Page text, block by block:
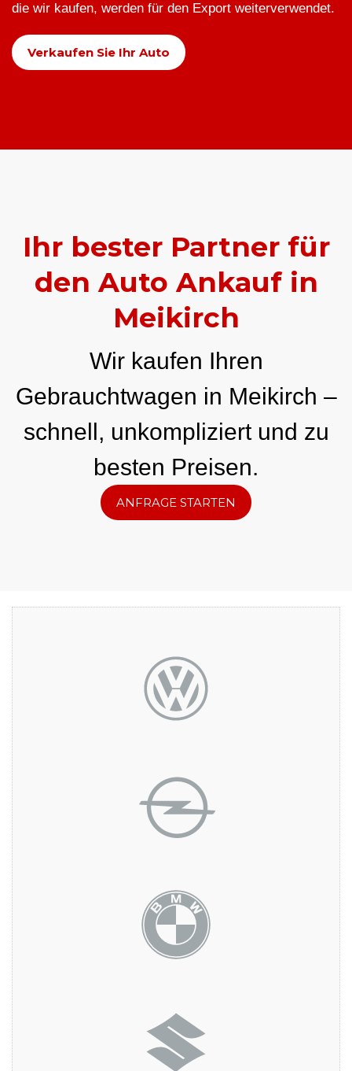
die wir kaufen, werden für den Export weiterverwendet.
Verkaufen Sie Ihr Auto
Ihr bester Partner für
den Auto Ankauf in
Meikirch
Wir kaufen Ihren
Gebrauchtwagen in Meikirch –
schnell, unkompliziert und zu
besten Preisen.
ANFRAGE STARTEN